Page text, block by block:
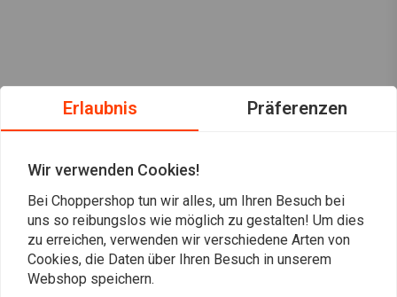
Erlaubnis Präferenzen
Wir verwenden Cookies!
Bei Choppershop tun wir alles, um Ihren Besuch bei
uns so reibungslos wie möglich zu gestalten! Um dies
zu erreichen, verwenden wir verschiedene Arten von
Cookies, die Daten über Ihren Besuch in unserem
Webshop speichern.